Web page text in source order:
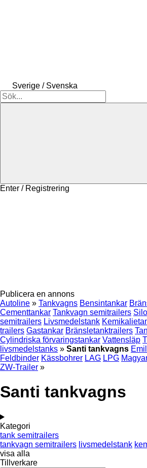
Sverige / Svenska
Enter / Registrering
Publicera en annons
Autoline » Tankvagns Bensintankar
Cementtankar Tankvagn semitrailers
semitrailers Livsmedelstank
trailers Gastankar Bränsletanktrailers
Cylindriska förvaringstankar Vattensläp
livsmedelstanks » Santi tankvagns
Feldbinder Kässbohrer LAG LPG
ZW-Trailer »
Santi tankvagns
Kategori
tank semitrailers
tankvagn semitrailers livsmedelstank
visa alla
Tillverkare